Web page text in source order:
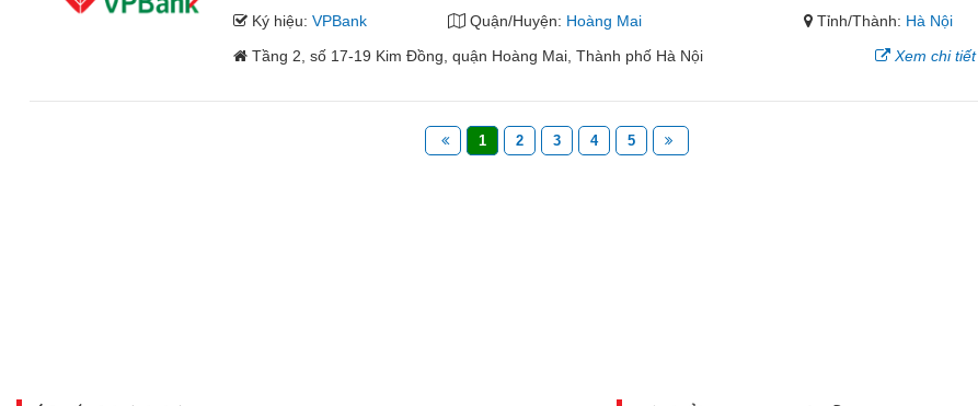
Ký hiệu:VPBank Quận/Huyện: Hoàng Mai Tỉnh/Thành: Hà Nội
Tầng 2, số 17-19 Kim Đồng, quận Hoàng Mai, Thành phố Hà Nội
Xem chi tiết
1 2 3 4 5